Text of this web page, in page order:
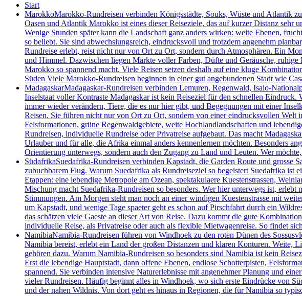
Start
MarokkoMarokko-Rundreisen verbinden Königsstädte, Souks, Wüste und Atlantik
Oasen und Atlantik Marokko ist eines dieser Reiseziele, das auf kurzer Distanz sehr
Wenige Stunden später kann die Landschaft ganz anders wirken: weite Ebenen,
so beliebt. Sie sind abwechslungsreich, eindrucksvoll und trotzdem angenehm
Rundreise erlebt, reist nicht nur von Ort zu Ort, sondern durch Atmosphären. Ein
und Himmel. Dazwischen liegen Märkte voller Farben, Düfte und Geräusche,
Marokko so spannend macht. Viele Reisen setzen deshalb auf eine kluge
Süden Viele Marokko-Rundreisen beginnen in einer gut angebundenen Stadt wie
MadagaskarMadagaskar-Rundreisen verbinden Lemuren, Regenwald, Isalo-
Inselstaat voller Kontraste Madagaskar ist kein Reiseziel für den schnellen
immer wieder verändern, Tiere, die es nur hier gibt, und Begegnungen mit einer
Reisen. Sie führen nicht nur von Ort zu Ort, sondern von einer eindrucksvollen
Felsformationen, grüne Regenwaldgebiete, weite Hochlandlandschaften und
Rundreisen, individuelle Rundreise oder Privatreise aufgebaut. Das macht
Urlauber und für alle, die Afrika einmal anders kennenlernen möchten. Besonders
Orientierung unterwegs, sondern auch den Zugang zu Land und Leuten. Wer
SüdafrikaSuedafrika-Rundreisen verbinden Kapstadt, die Garden Route und
zubuchbarem Flug. Warum Suedafrika als Rundreiseziel so begeistert Suedafrika
Etappen: eine lebendige Metropole am Ozean, spektakulaere Kuestenstrassen,
Mischung macht Suedafrika-Rundreisen so besonders. Wer hier unterwegs ist,
Stimmungen. Am Morgen steht man noch an einer windigen Kuestenstrasse mit
um Kapstadt, und wenige Tage spaeter geht es schon auf Pirschfahrt durch ein
das schätzen viele Gaeste an dieser Art von Reise. Dazu kommt die gute
individuelle Reise, als Privatreise oder auch als flexible Mietwagenreise. So findet
NamibiaNamibia-Rundreisen führen von Windhoek zu den roten Dünen des
Namibia bereist, erlebt ein Land der großen Distanzen und klaren Konturen. Weite,
gehören dazu. Warum Namibia-Rundreisen so besonders sind Namibia ist kein
Erst die lebendige Hauptstadt, dann offene Ebenen, endlose Schotterpisten,
spannend. Sie verbinden intensive Naturerlebnisse mit angenehmer Planung und
vieler Rundreisen. Häufig beginnt alles in Windhoek, wo sich erste Eindrücke von
und der nahen Wildnis. Von dort geht es hinaus in Regionen, die für Namibia so